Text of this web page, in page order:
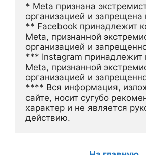
* Meta признана
организацией и
** Facebook принадлежит
Meta, признанной
организацией и
*** Instagram принадлежит
Meta, признанной
организацией и
**** Вся информация,
сайте, носит сугубо
характер и не является
действию.